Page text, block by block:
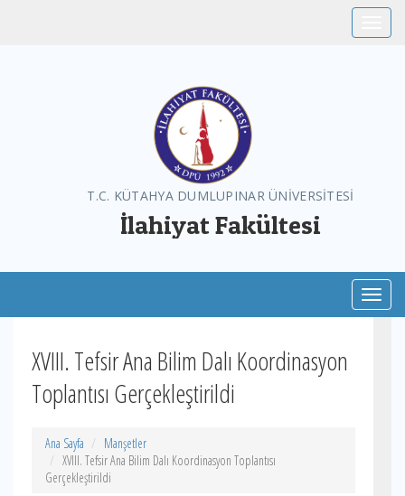
T.C. KÜTAHYA DUMLUPINAR ÜNİVERSİTESİ
İlahiyat Fakültesi
XVIII. Tefsir Ana Bilim Dalı Koordinasyon
Toplantısı Gerçekleştirildi
Ana Sayfa
Manşetler
XVIII. Tefsir Ana Bilim Dalı Koordinasyon Toplantısı
Gerçekleştirildi